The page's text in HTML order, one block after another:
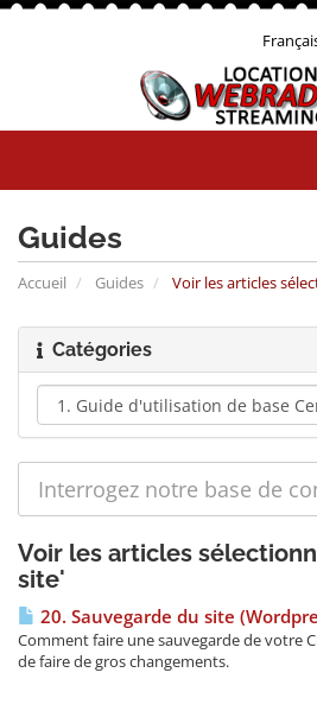
Guides
Accueil Guides Voir les articles
Catégories
Voir les articles
site'
20. Sauvegarde du site
Comment faire une sauvegarde de votre
de faire de gros changements.